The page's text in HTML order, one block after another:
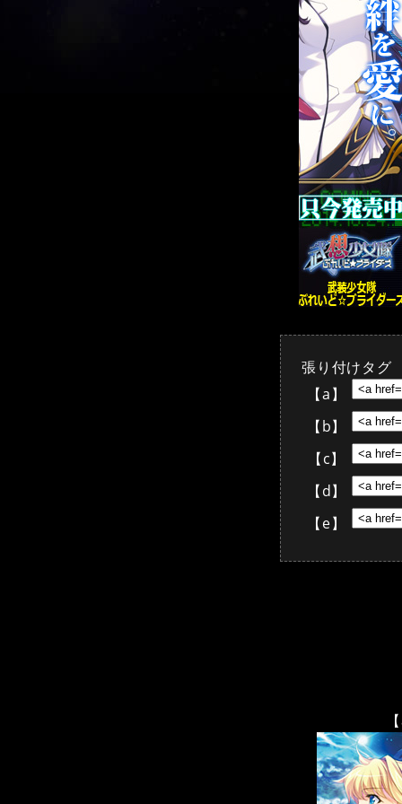
張り付けタグ
【a】
【b】
【c】
【d】
【e】